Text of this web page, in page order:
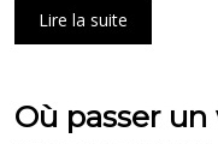
Lire la suite
Où passer